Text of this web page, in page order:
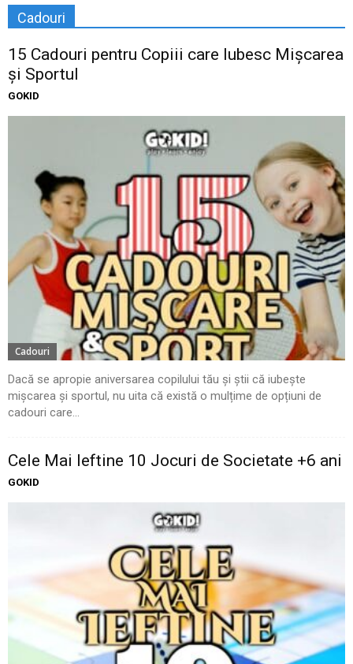
Cadouri
15 Cadouri pentru Copiii care Iubesc Mișcarea
și Sportul
GOKID
Cadouri
Dacă se apropie aniversarea copilului tău și știi că iubește
mișcarea și sportul, nu uita că există o mulțime de opțiuni de
cadouri care...
Cele Mai Ieftine 10 Jocuri de Societate +6 ani
GOKID